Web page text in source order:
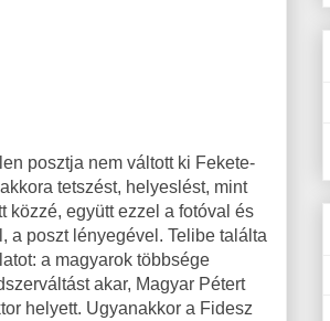
posztja nem váltott ki Fekete-
tetszést, helyeslést, mint
közzé, együtt ezzel a fotóval és
a poszt lényegével. Telibe találta
a magyarok többsége
akar, Magyar Pétert
helyett. Ugyanakkor a Fidesz